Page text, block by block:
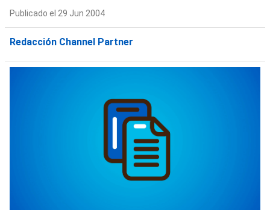
Publicado el 29 Jun 2004
Redacción Channel Partner